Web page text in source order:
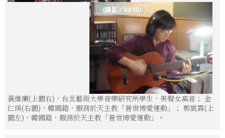
黃維廉(上圖右)，台北藝術大學音樂研究所學生，美聲女高音； 金
仁瑛(右圖)，韓國籍，服務於天主教「普世博愛運動」； 郭凱霖(上
圖左)，韓國籍，服務於天主教「普世博愛運動」。